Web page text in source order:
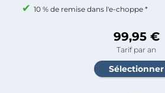
10 % de remise dans l'e-choppe *
99,95 €
Tarif par an